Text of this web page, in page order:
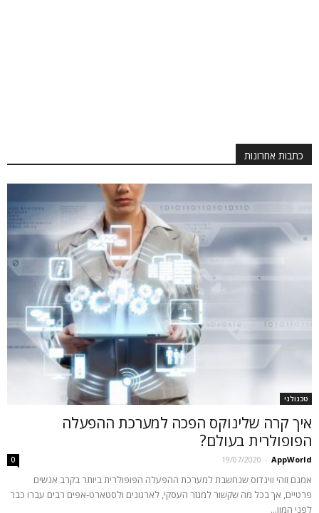
כתבות אחרונות
טכנולגי
איך קרה שלינוקס הפכה למערכת ההפעלה
הפופולרית בעולם?
AppWorld
-
19/07/2020
0
אמנם זוהי ווינדוס שנחשבת למערכת ההפעלה הפופולרית ביותר בקרב אנשים
פרטיים, אך בכל מה שקשור למגזר העסקי, לארגונים ולסטארט-אפים רבים עברו כבר
לפני המון...